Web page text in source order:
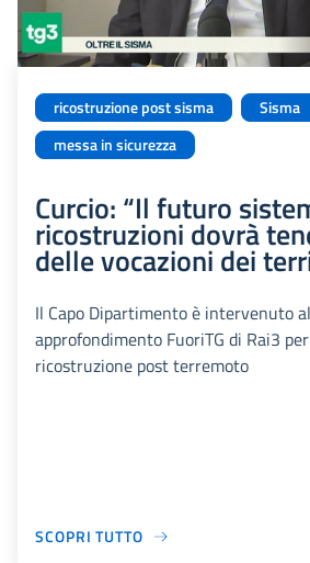
ricostruzione post sisma
Sisma
messa in sicurezza
Curcio: “Il futuro
ricostruzioni dovrà
delle vocazioni dei
Il Capo Dipartimento è intervenuto
approfondimento FuoriTG di Rai3
ricostruzione post terremoto
SCOPRI TUTTO